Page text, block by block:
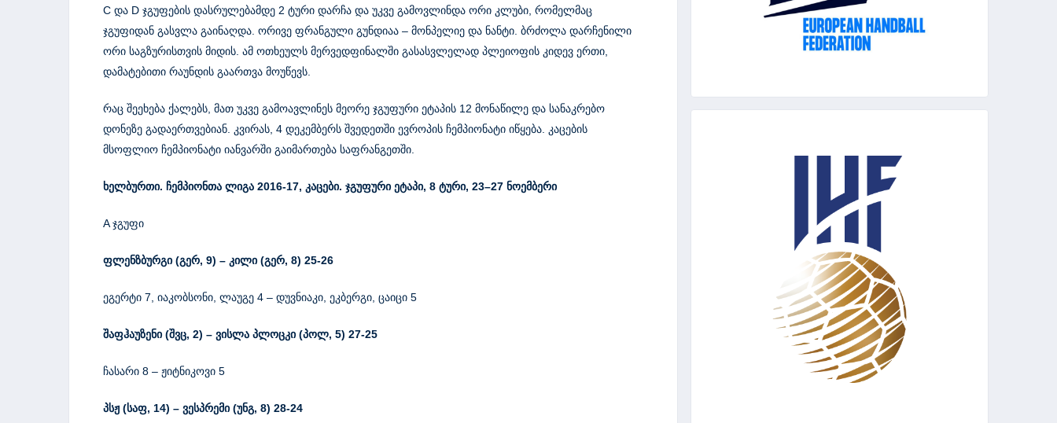
C და D ჯგუფების დასრულებამდე 2 ტური დარჩა და უკვე გამოვლინდა ორი კლუბი, რომელმაც
ჯგუფიდან გასვლა გაინაღდა. ორივე ფრანგული გუნდიაა – მონპელიე და ნანტი. ბრძოლა დარჩენილი
ორი საგზურისთვის მიდის. ამ ოთხეულს მერვედფინალში გასასვლელად პლეიოფის კიდევ ერთი,
დამატებითი რაუნდის გაართვა მოუწევს.
რაც შეეხება ქალებს, მათ უკვე გამოავლინეს მეორე ჯგუფური ეტაპის 12 მონაწილე და სანაკრებო
დონეზე გადაერთვებიან. კვირას, 4 დეკემბერს შვედეთში ევროპის ჩემპიონატი იწყება. კაცების
მსოფლიო ჩემპიონატი იანვარში გაიმართება საფრანგეთში.
ხელბურთი. ჩემპიონთა ლიგა 2016-17, კაცები. ჯგუფური ეტაპი, 8 ტური, 23–27 ნოემბერი
A ჯგუფი
ფლენზბურგი (გერ, 9) – კილი (გერ, 8) 25-26
ეგერტი 7, იაკობსონი, ლაუგე 4 – დუვნიაკი, ეკბერგი, ცაიცი 5
შაფჰაუზენი (შვც, 2) – ვისლა პლოცკი (პოლ, 5) 27-25
ჩასარი 8 – ჟიტნიკოვი 5
პსჟ (საფ, 14) – ვესპრემი (უნგ, 8) 28-24